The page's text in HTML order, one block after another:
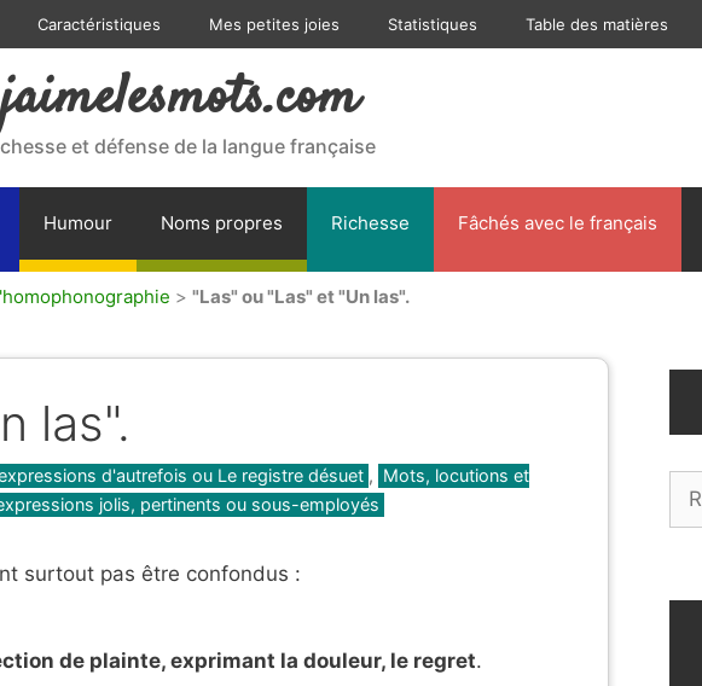
Caractéristiques Mes petites joies Statistiques Table des matières
jaimelesmots.com
et défense de la langue française
Humour Noms propres Richesse Fâchés avec le français
> "Las" ou "Las" et "Un las".
las".
d'autrefois ou Le registre désuet , Mots, locutions et
jolis, pertinents ou sous-employés
surtout pas être confondus :
de plainte, exprimant la douleur, le regret.